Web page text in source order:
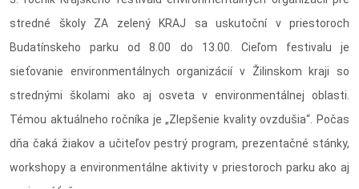
stredné školy ZA zelený KRAJ sa uskutoční v priestoroch
Budatínskeho parku od 8.00 do 13.00. Cieľom festivalu je
sieťovanie environmentálnych organizácií v Žilinskom kraji so
strednými školami ako aj osveta v environmentálnej oblasti.
Témou aktuálneho ročníka je „Zlepšenie kvality ovzdušia“. Počas
dňa čaká žiakov a učiteľov pestrý program, prezentačné stánky,
workshopy a environmentálne aktivity v priestoroch parku ako aj